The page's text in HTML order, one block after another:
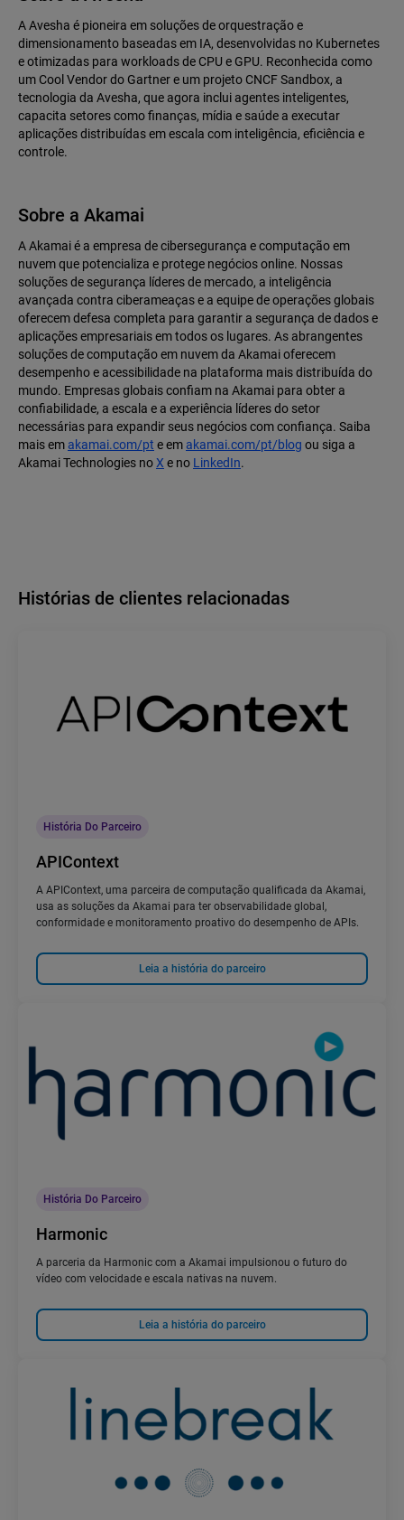
A Avesha é pioneira em soluções de orquestração e
dimensionamento baseadas em IA, desenvolvidas no Kubernetes
e otimizadas para workloads de CPU e GPU. Reconhecida como
um Cool Vendor do Gartner e um projeto CNCF Sandbox, a
tecnologia da Avesha, que agora inclui agentes inteligentes,
capacita setores como finanças, mídia e saúde a executar
aplicações distribuídas em escala com inteligência, eficiência e
controle.
Sobre a Akamai
A Akamai é a empresa de cibersegurança e computação em
nuvem que potencializa e protege negócios online. Nossas
soluções de segurança líderes de mercado, a inteligência
avançada contra ciberameaças e a equipe de operações globais
oferecem defesa completa para garantir a segurança de dados e
aplicações empresariais em todos os lugares. As abrangentes
soluções de computação em nuvem da Akamai oferecem
desempenho e acessibilidade na plataforma mais distribuída do
mundo. Empresas globais confiam na Akamai para obter a
confiabilidade, a escala e a experiência líderes do setor
necessárias para expandir seus negócios com confiança. Saiba
mais emakamai.com/pt e emakamai.com/pt/blog ou siga a
Akamai Technologies noX e no LinkedIn.
Histórias de clientes relacionadas
História Do Parceiro
APIContext
A APIContext, uma parceira de computação qualificada da Akamai,
usa as soluções da Akamai para ter observabilidade global,
conformidade e monitoramento proativo do desempenho de APIs.
Leia a história do parceiro
História Do Parceiro
Harmonic
A parceria da Harmonic com a Akamai impulsionou o futuro do
vídeo com velocidade e escala nativas na nuvem.
Leia a história do parceiro